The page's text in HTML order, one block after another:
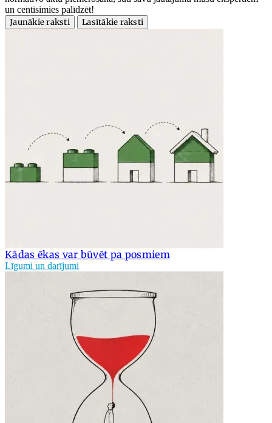
un centīsimies palīdzēt!
Jaunākie raksti
Lasītākie raksti
Kādas ēkas var būvēt pa posmiem
Līgumi un darījumi